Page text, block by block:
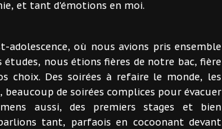
et tant d'émotions en moi.
où nous avions pris ensemble
nous étions fières de notre bac, fière
choix. Des soirées à refaire le monde, les
de soirées complices pour évacuer
aussi, des premiers stages et bien
tant, parfaois en cocoonant devant